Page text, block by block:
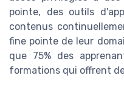
pointe, des outils
contenus
fine pointe de leur
que 75% des
formations qui offrent